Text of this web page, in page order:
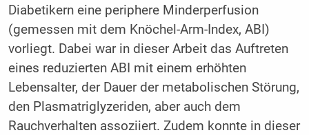
Diabetikern eine periphere Minderperfusion
(gemessen mit dem Knöchel-Arm-Index, ABI)
vorliegt. Dabei war in dieser Arbeit das Auftreten
eines reduzierten ABI mit einem erhöhten
Lebensalter, der Dauer der metabolischen Störung,
den Plasmatriglyzeriden, aber auch dem
Rauchverhalten assoziiert. Zudem konnte in dieser